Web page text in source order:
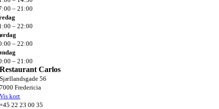
– 21:00
–22:00
–22:00
–21:00
Restaurant Carlos
Sjællandsgade 56
7000 Fredericia
Vis kort
+45 22 23 00 35